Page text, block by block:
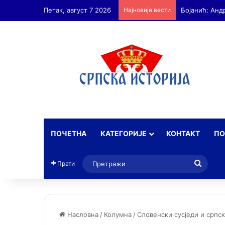
Петак, август 7 2026 Најновије вести
ПОЧЕТНА КАТЕГОРИЈЕ КОНТАКТ
Прати
Насловна / Колумна /Словенски сусједи и